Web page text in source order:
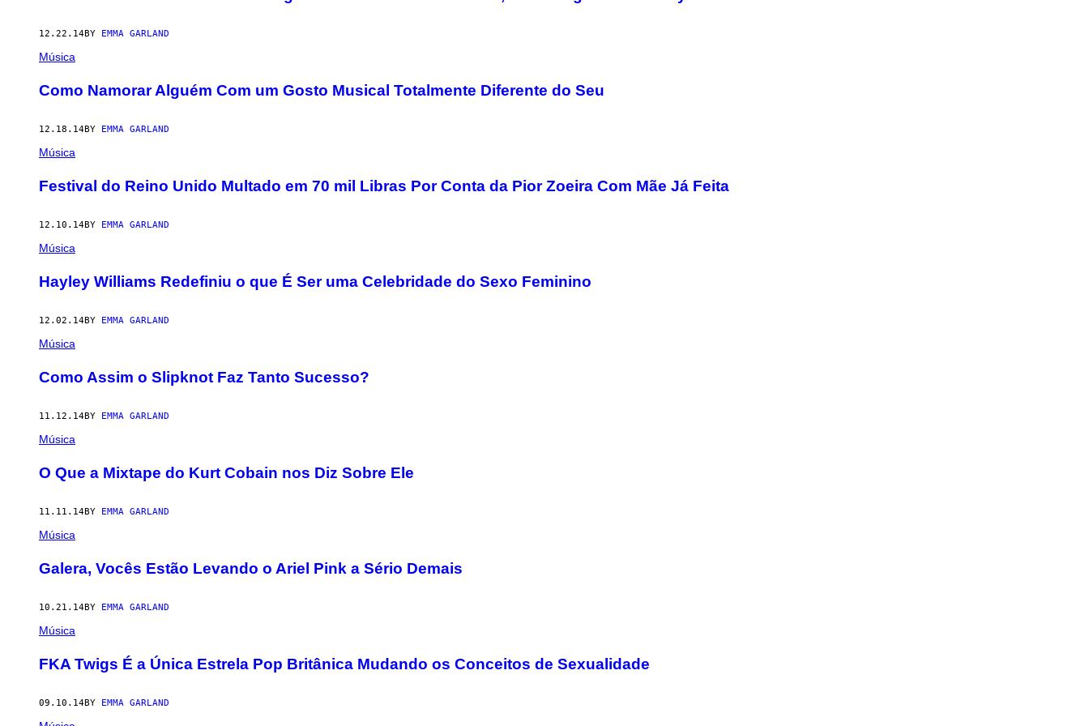
12.22.14BY EMMA GARLAND
Música
Como Namorar Alguém Com um Gosto Musical Totalmente Diferente do Seu
12.18.14BY EMMA GARLAND
Música
Festival do Reino Unido Multado em 70 mil Libras Por Conta da Pior Zoeira Com Mãe Já Feita
12.10.14BY EMMA GARLAND
Música
Hayley Williams Redefiniu o que É Ser uma Celebridade do Sexo Feminino
12.02.14BY EMMA GARLAND
Música
Como Assim o Slipknot Faz Tanto Sucesso?
11.12.14BY EMMA GARLAND
Música
O Que a Mixtape do Kurt Cobain nos Diz Sobre Ele
11.11.14BY EMMA GARLAND
Música
Galera, Vocês Estão Levando o Ariel Pink a Sério Demais
10.21.14BY EMMA GARLAND
Música
FKA Twigs É a Única Estrela Pop Britânica Mudando os Conceitos de Sexualidade
09.10.14BY EMMA GARLAND